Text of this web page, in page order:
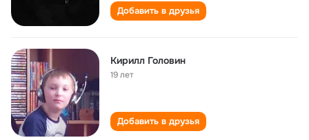
Добавить в друзья
Кирилл Головин
19 лет
Добавить в друзья